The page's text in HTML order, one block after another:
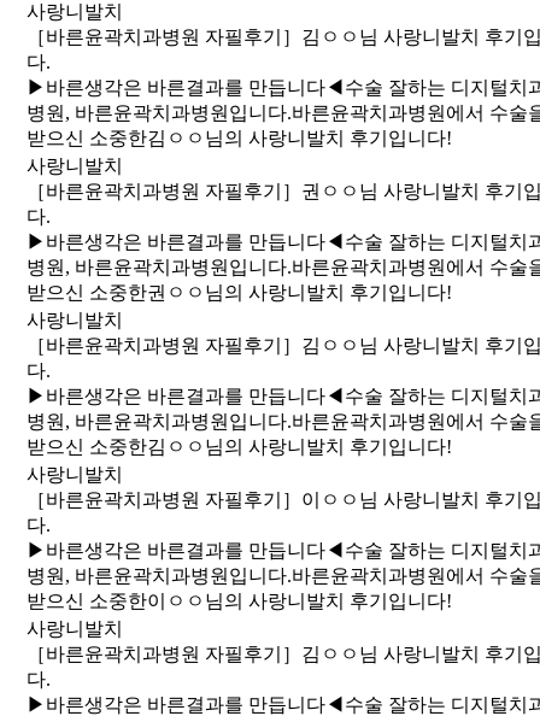
사랑니발치
［바른윤곽치과병원 자필후기］김ㅇㅇ님 사랑니발치 후기
다.
​▶바른생각은 바른결과를 만듭니다◀수술 잘하는 디지털치
병원, 바른윤곽치과병원입니다. 바른윤곽치과병원에서 수술
받으신 소중한김ㅇㅇ님의 사랑니발치 후기입니다!
사랑니발치
［바른윤곽치과병원 자필후기］권ㅇㅇ님 사랑니발치 후기
다.
​▶바른생각은 바른결과를 만듭니다◀수술 잘하는 디지털치
병원, 바른윤곽치과병원입니다. 바른윤곽치과병원에서 수술
받으신 소중한권ㅇㅇ님의 사랑니발치 후기입니다!
사랑니발치
［바른윤곽치과병원 자필후기］김ㅇㅇ님 사랑니발치 후기
다.
​▶바른생각은 바른결과를 만듭니다◀수술 잘하는 디지털치
병원, 바른윤곽치과병원입니다. 바른윤곽치과병원에서 수술
받으신 소중한김ㅇㅇ님의 사랑니발치 후기입니다!
사랑니발치
［바른윤곽치과병원 자필후기］이ㅇㅇ님 사랑니발치 후기
다.
​▶바른생각은 바른결과를 만듭니다◀수술 잘하는 디지털치
병원, 바른윤곽치과병원입니다. 바른윤곽치과병원에서 수술
받으신 소중한이ㅇㅇ님의 사랑니발치 후기입니다!
사랑니발치
［바른윤곽치과병원 자필후기］김ㅇㅇ님 사랑니발치 후기
다.
​▶바른생각은 바른결과를 만듭니다◀수술 잘하는 디지털치